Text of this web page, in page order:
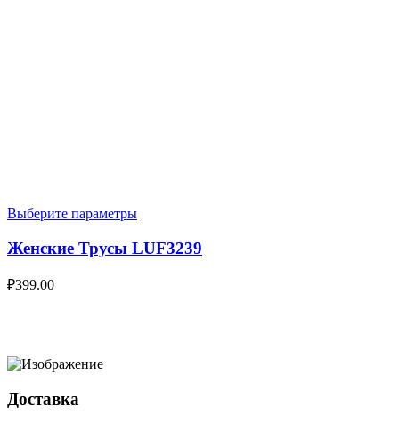
Выберите параметры
Женские Трусы LUF3239
₽399.00
Доставка